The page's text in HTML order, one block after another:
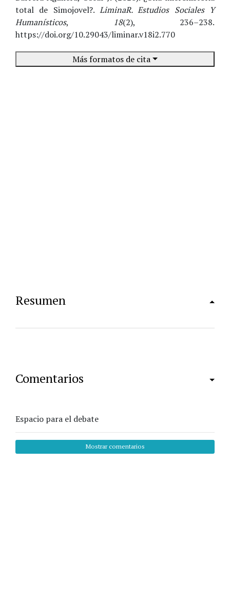
total de Simojovel?. LiminaR. Estudios Sociales Y
Humanísticos, 18(2), 236–238.
https://doi.org/10.29043/liminar.v18i2.770
Más formatos de cita
Resumen
Comentarios
Espacio para el debate
Mostrar comentarios